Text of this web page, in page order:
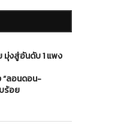
เกินพันล้าน
มุ่งสู่อันดับ 1 แพง
“ลอนดอน-
ร้อย